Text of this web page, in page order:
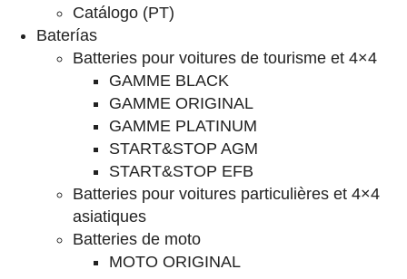
Catálogo (PT)
Baterías
Batteries pour voitures de tourisme et 4×4
GAMME BLACK
GAMME ORIGINAL
GAMME PLATINUM
START&STOP AGM
START&STOP EFB
Batteries pour voitures particulières et 4×4
asiatiques
Batteries de moto
MOTO ORIGINAL